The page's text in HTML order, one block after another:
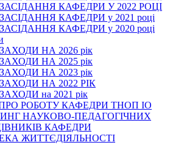
ЗАСІДАННЯ КАФЕДРИ У 2022 РОЦІ
ЗАСІДАННЯ КАФЕДРИ у 2021 році
ЗАСІДАННЯ КАФЕДРИ у 2020 році
ЗАХОДИ НА 2026 рік
ЗАХОДИ НА 2025 рік
ЗАХОДИ НА 2023 рік
ЗАХОДИ НА 2022 РІК
ЗАХОДИ на 2021 рік
РОБОТУ КАФЕДРИ ТНОП ІО
НАУКОВО-ПЕДАГОГІЧНИХ
КАФЕДРИ
ЖИТТЄДІЯЛЬНОСТІ